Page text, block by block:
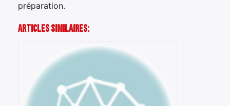
préparation.
Articles Similaires: